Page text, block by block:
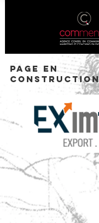
PAGE EN
© 2020 par C.O.M
COM Mentis
Tour Armoise
Rue du 1er